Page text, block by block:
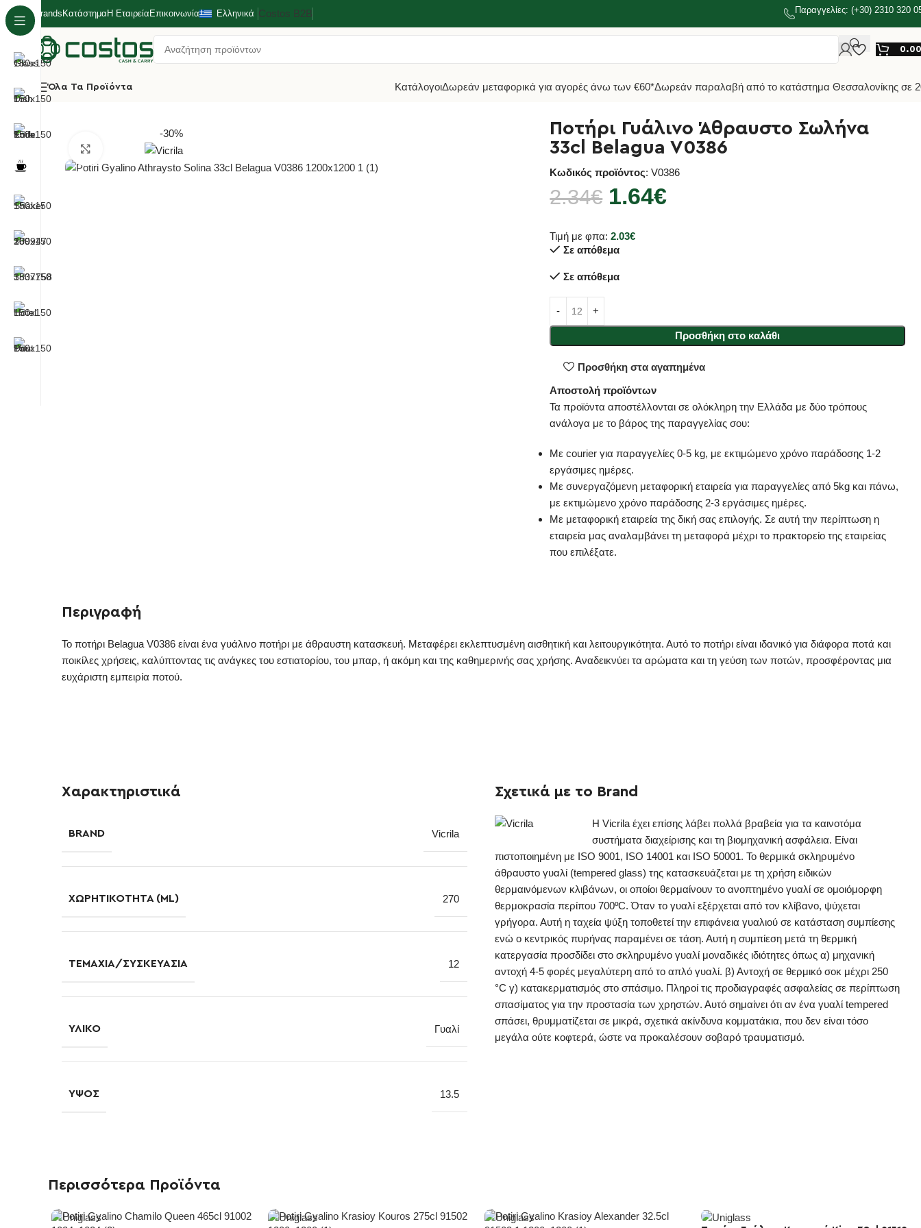
Brands Κατάστημα Η Εταιρεία Επικοινωνία Ελληνικά Costos Β2Β Παραγγελίες: (+30) 2310 320
0.00
Όλα Τα Προϊόντα ΚατάλογοιΔωρεάν μεταφορικά για αγορές άνω των €60*Δωρεάν παραλαβή από το κατάστημα Θεσσαλονίκης σε
Ποτήρι Γυάλινο Άθραυστο Σωλήνα 33cl Belagua V0386
-30%
Κλικ για μεγέθυνση
Ποτήρι Γυάλινο Άθραυστο Σωλήνα
33cl Belagua V0386
Κωδικός προϊόντος: V0386
2.34€ 1.64€
Τιμή με φπα:2.03€
Σε απόθεμα
Σε απόθεμα
Προσθήκη στο καλάθι
Προσθήκη στα αγαπημένα
Αποστολή προϊόντων
Τα προϊόντα αποστέλλονται σε ολόκληρη την Ελλάδα με δύο τρόπους
ανάλογα με το βάρος της παραγγελίας σου:
Με courier για παραγγελίες 0-5 kg, με εκτιμώμενο χρόνο παράδοσης 1-2
εργάσιμες ημέρες.
Με συνεργαζόμενη μεταφορική εταιρεία για παραγγελίες από 5kg και πάνω,
με εκτιμώμενο χρόνο παράδοσης 2-3 εργάσιμες ημέρες.
Με μεταφορική εταιρεία της δική σας επιλογής. Σε αυτή την περίπτωση η
εταιρεία μας αναλαμβάνει τη μεταφορά μέχρι το πρακτορείο της εταιρείας
που επιλέξατε.
Περιγραφή
Το ποτήρι Belagua V0386 είναι ένα γυάλινο ποτήρι με άθραυστη κατασκευή. Μεταφέρει εκλεπτυσμένη αισθητική και λειτουργικότητα. Αυτό το ποτήρι είναι ιδανικό για διάφορα ποτά και
ποικίλες χρήσεις, καλύπτοντας τις ανάγκες του εστιατορίου, του μπαρ, ή ακόμη και της καθημερινής σας χρήσης. Αναδεικνύει τα αρώματα και τη γεύση των ποτών, προσφέροντας μια
ευχάριστη εμπειρία ποτού.
Χαρακτηριστικά
BRAND Vicrila
ΧΩΡΗΤΙΚΌΤΗΤΑ (ML) 270
ΤΕΜΆΧΙΑ/ΣΥΣΚΕΥΑΣΊΑ 12
ΥΛΙΚΌ Γυαλί
ΎΨΟΣ 13.5
Σχετικά με το Brand
Η Vicrila έχει επίσης λάβει πολλά βραβεία για τα καινοτόμα
συστήματα διαχείρισης και τη βιομηχανική ασφάλεια. Είναι
πιστοποιημένη με ISO 9001, ISO 14001 και ISO 50001. Το θερμικά σκληρυμένο
άθραυστο γυαλί (tempered glass) της κατασκευάζεται με τη χρήση ειδικών
θερμαινόμενων κλιβάνων, οι οποίοι θερμαίνουν το ανοπτημένο γυαλί σε ομοιόμορφη
θερμοκρασία περίπου 700ºC. Όταν το γυαλί εξέρχεται από τον κλίβανο, ψύχεται
γρήγορα. Αυτή η ταχεία ψύξη τοποθετεί την επιφάνεια γυαλιού σε κατάσταση συμπίεσης
ενώ ο κεντρικός πυρήνας παραμένει σε τάση. Αυτή η συμπίεση μετά τη θερμική
κατεργασία προσδίδει στο σκληρυμένο γυαλί μοναδικές ιδιότητες όπως α) μηχανική
αντοχή 4-5 φορές μεγαλύτερη από το απλό γυαλί. β) Αντοχή σε θερμικό σοκ μέχρι 250
°C γ) κατακερματισμός στο σπάσιμο. Πληροί τις προδιαγραφές ασφαλείας σε περίπτωση
σπασίματος για την προστασία των χρηστών. Αυτό σημαίνει ότι αν ένα γυαλί tempered
σπάσει, θρυμματίζεται σε μικρά, σχετικά ακίνδυνα κομματάκια, που δεν είναι τόσο
μεγάλα ούτε κοφτερά, ώστε να προκαλέσουν σοβαρό τραυματισμό.
Περισσότερα Προϊόντα